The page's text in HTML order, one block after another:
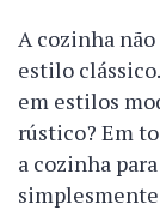
A cozinha
estilo
em estilos
rústico? Em
a cozinha